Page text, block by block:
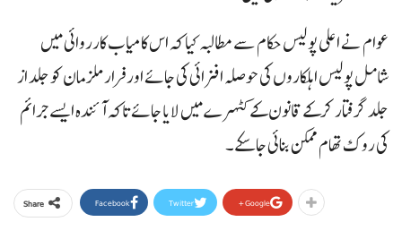
عوام نے اعلی پولیس حکام سے مطالبہ کیا کہ اس کامیاب کارروائی میں
شامل پولیس اہلکاروں کی حوصلہ افزائی کی جائے اور فرار ملزمان کو جلد از
جلد گرفتار کرکے قانون کے کٹہرے میں لایا جائے تاکہ آئندہ ایسے جرائم
کی روک تھام ممکن بنائی جا سکے۔
Share Facebook Twitter Google+